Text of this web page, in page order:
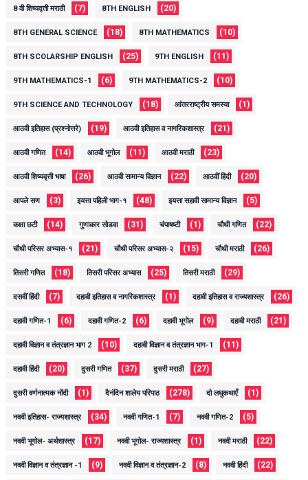
8 वी शिष्यवृत्ती मराठी (7) 8TH ENGLISH (20)
8TH GENERAL SCIENCE (18) 8TH MATHEMATICS (10)
8TH SCOLARSHIP ENGLISH (25) 9TH ENGLISH (11)
9TH MATHEMATICS-1 (6) 9TH MATHEMATICS-2 (10)
9TH SCIENCE AND TECHNOLOGY (18) आंतरराष्ट्रीय समस्या (1)
आठवी इतिहास (प्रश्नोत्तरे) (19) आठवी इतिहास व नागरिकशास्त्र (21)
आठवी गणित (14) आठवी भूगोल (11) आठवी मराठी (23)
आठवी शिष्यवृत्ती भाषा (26) आठवी सामान्य विज्ञान (22) आठवीं हिंदी (20)
आपले सण (3) इयत्ता पहिली भाग-१ (48) इयत्ता सहावी सामान्य विज्ञान (5)
कक्षा छटी (14) गुणाकार सोडवा (31) चंपाषष्टी (1) चौथी गणित (22)
चौथी परिसर अभ्यास-१ (21) चौथी परिसर अभ्यास-२ (15) चौथी मराठी (26)
तिसरी गणित (18) तिसरी परिसर अभ्यास (25) तिसरी मराठी (29)
दसवीं हिंदी (7) दहावी इतिहास व नागरिकशास्त्र (1) दहावी इतिहास व राज्यशास्त्र (26)
दहावी गणित-1 (6) दहावी गणित-2 (6) दहावी भूगोल (9) दहावी मराठी (21)
दहावी विज्ञान व तंत्रज्ञान भाग 2 (10) दहावी विज्ञान व तंत्रज्ञान भाग-1 (11)
दहावी हिंदी (20) दुसरी गणित (37) दुसरी मराठी (27)
दुसरी वर्णनात्मक नोंदी (1) दैनंदिन शालेय परिपाठ (278) दो लघुकथाएँ (1)
नववी इतिहास- राज्यशास्त्र (34) नववी गणित-1 (7) नववी गणित-2 (5)
नववी भूगोल- अर्थशास्त्र (17) नववी भूगोल- राज्यशास्त्र (1) नववी मराठी (22)
नववी विज्ञान व तंत्रज्ञान -1 (9) नववी विज्ञान व तंत्रज्ञान-2 (8) नववी हिंदी (22)